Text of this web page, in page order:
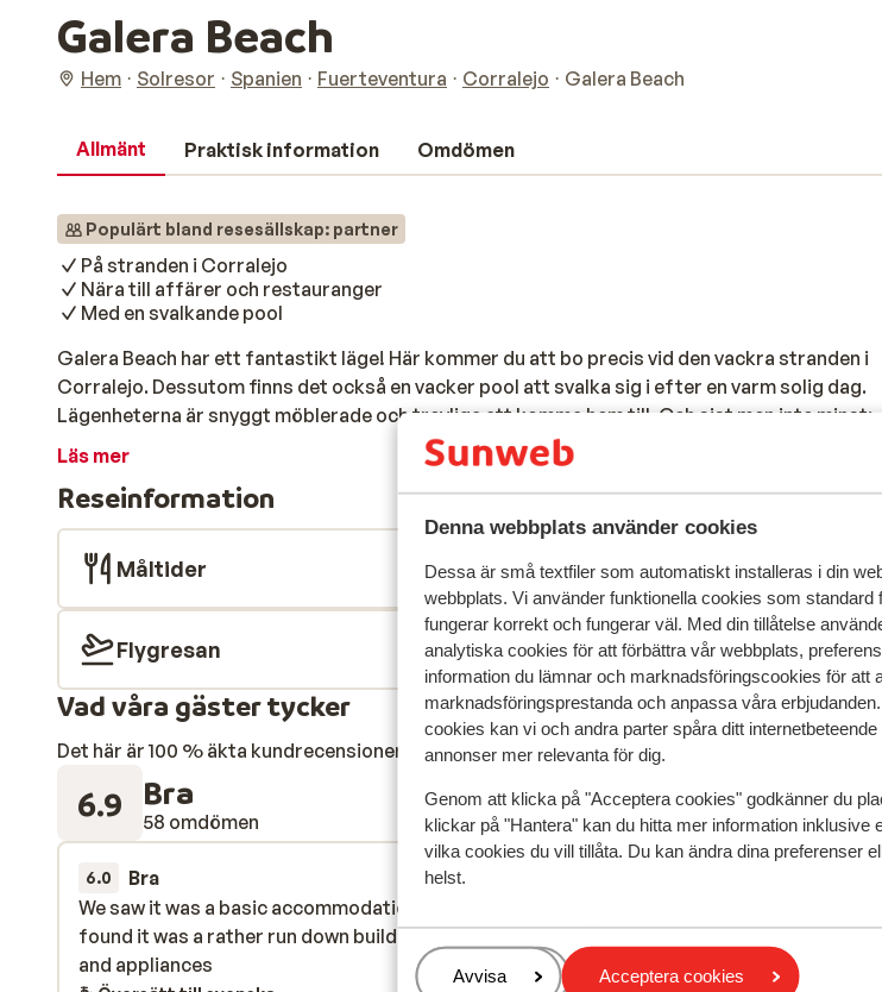
Denna webbplats använder cookies
Dessa är små textfiler som automatiskt installeras i din
webbplats. Vi använder funktionella cookies som
fungerar korrekt och fungerar väl. Med din tillåtelse
analytiska cookies för att förbättra vår webbplats,
information du lämnar och marknadsföringscookies för att
marknadsföringsprestanda och anpassa våra
cookies kan vi och andra parter spåra ditt
annonser mer relevanta för dig.
Genom att klicka på "Acceptera cookies" godkänner du
klickar på "Hantera" kan du hitta mer information inklusive
vilka cookies du vill tillåta. Du kan ändra dina preferenser
helst.
Hantera
Avvisa Acceptera cookies
Galera Beach
Hem Solresor Spanien Fuerteventura Corralejo Galera Beach
Allmänt Praktisk information Omdömen
Populärt bland resesällskap: partner
På stranden i Corralejo
Nära till affärer och restauranger
Med en svalkande pool
Galera Beach har ett fantastikt läge! Här kommer du att bo precis vid den vackra stranden i
Corralejo. Dessutom finns det också en vacker pool att svalka sig i efter en varm solig dag.
Lägenheterna är snyggt möblerade och trevliga att komma hem till. Och sist men inte minst:
huvudgatan full av butiker och restauranger ligger inom gångavstånd.
Läs mer
Reseinformation
Måltider
Flygresan
Vad våra gäster tycker
Det här är 100 % äkta kundrecensioner som verkligen speglar deras upplevelser av vår
6.9 Bra
58 omdömen
6.0 Bra
We saw it was a basic accommodation, however we
found it was a rather run down building, old furniture
and appliances
We saw it was a basic accommodation, however we
found it was a rather run down building, old furniture
and appliances
bagage bij laat vertrek.
niet meer omdat je geen
bagage bij laat vertrek.
niet meer omdat je geen